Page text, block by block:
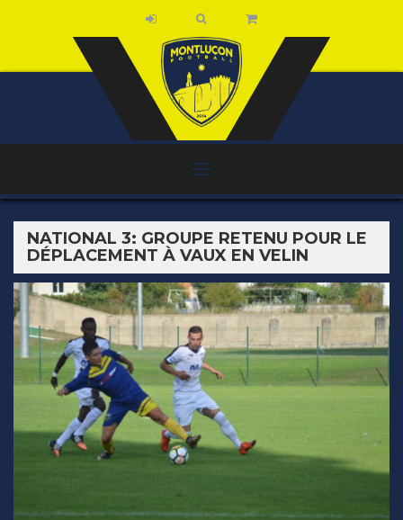
NATIONAL 3: GROUPE RETENU POUR LE
DÉPLACEMENT À VAUX EN VELIN